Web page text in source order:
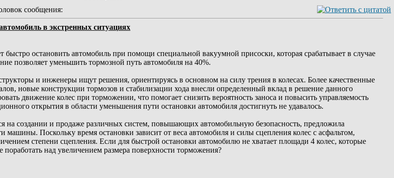
сообщения:
в экстренных ситуациях
быстро остановить автомобиль при помощи специальной вакуумной присоски, которая срабатывает в случае
позволяет уменьшить тормозной путь автомобиля на 40%.
и инженеры ищут решения, ориентируясь в основном на силу трения в колесах. Более качественные
новые конструкции тормозов и стабилизации хода внесли определенный вклад в решение данного
движение колес при торможении, что помогает снизить вероятность заноса и повысить управляемость
открытия в области уменьшения пути остановки автомобиля достигнуть не удавалось.
на создании и продаже различных систем, повышающих автомобильную безопасность, предложила
Поскольку время остановки зависит от веса автомобиля и силы сцепления колес с асфальтом,
степени сцепления. Если для быстрой остановки автомобилю не хватает площади 4 колес, которые
над увеличением размера поверхности торможения?